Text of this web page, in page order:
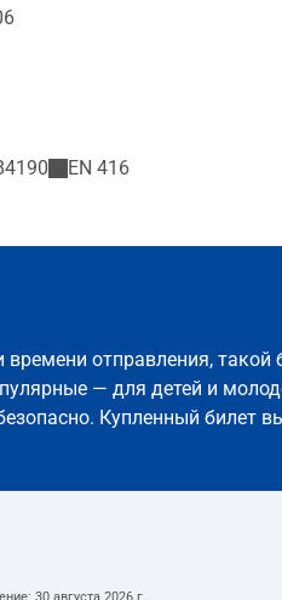
EN 416
отправления,
— для детей и
Купленный билет